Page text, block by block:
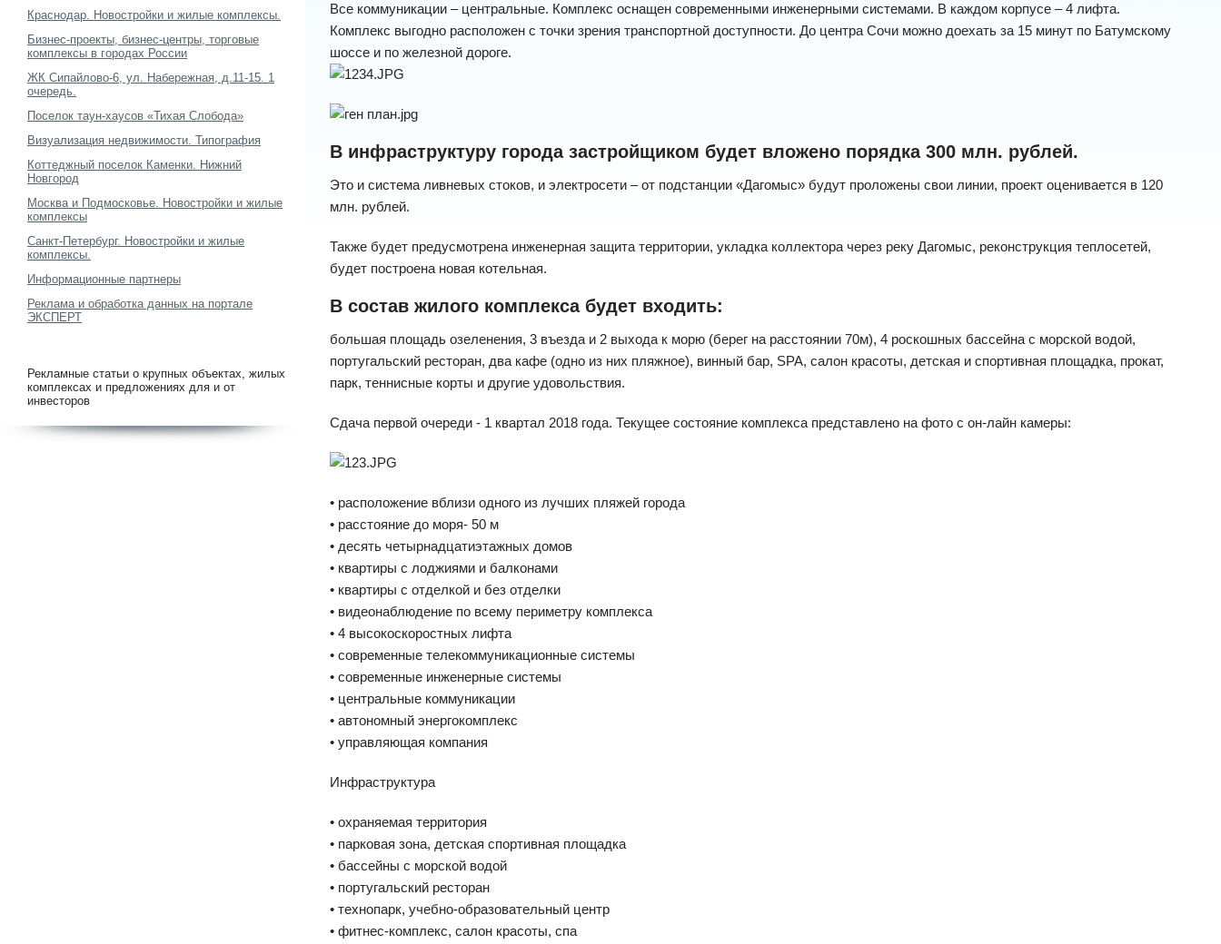
Все коммуникации – центральные. Комплекс оснащен современными инженерными системами. В каждом корпусе – 4 лифта.
Комплекс выгодно расположен с точки зрения транспортной доступности. До центра Сочи можно доехать за 15 минут по Батумскому
шоссе и по железной дороге.
В инфраструктуру города застройщиком будет вложено порядка 300 млн. рублей.
Это и система ливневых стоков, и электросети – от подстанции «Дагомыс» будут проложены свои линии, проект оценивается в 120
млн. рублей.
Также будет предусмотрена инженерная защита территории, укладка коллектора через реку Дагомыс, реконструкция теплосетей,
будет построена новая котельная.
В состав жилого комплекса будет входить:
большая площадь озеленения, 3 въезда и 2 выхода к морю (берег на расстоянии 70м), 4 роскошных бассейна с морской водой,
португальский ресторан, два кафе (одно из них пляжное), винный бар, SPA, салон красоты, детская и спортивная площадка, прокат,
парк, теннисные корты и другие удовольствия.
Сдача первой очереди - 1 квартал 2018 года. Текущее состояние комплекса представлено на фото с он-лайн камеры:
• расположение вблизи одного из лучших пляжей города
• расстояние до моря- 50 м
• десять четырнадцатиэтажных домов
• квартиры с лоджиями и балконами
• квартиры с отделкой и без отделки
• видеонаблюдение по всему периметру комплекса
• 4 высокоскоростных лифта
• современные телекоммуникационные системы
• современные инженерные системы
• центральные коммуникации
• автономный энергокомплекс
• управляющая компания
Инфраструктура
• охраняемая территория
• парковая зона, детская спортивная площадка
• бассейны с морской водой
• португальский ресторан
• технопарк, учебно-образовательный центр
• фитнес-комплекс, салон красоты, спа
Краснодар. Новостройки и жилые комплексы.
Бизнес-проекты, бизнес-центры, торговые
комплексы в городах России
ЖК Сипайлово-6, ул. Набережная, д.11-15. 1
очередь.
Поселок таун-хаусов «Тихая Слобода»
Визуализация недвижимости. Типография
Коттеджный поселок Каменки. Нижний
Новгород
Москва и Подмосковье. Новостройки и жилые
комплексы
Санкт-Петербург. Новостройки и жилые
комплексы.
Информационные партнеры
Реклама и обработка данных на портале
ЭКСПЕРТ
Рекламные статьи о крупных объектах, жилых
комплексах и предложениях для и от
инвесторов